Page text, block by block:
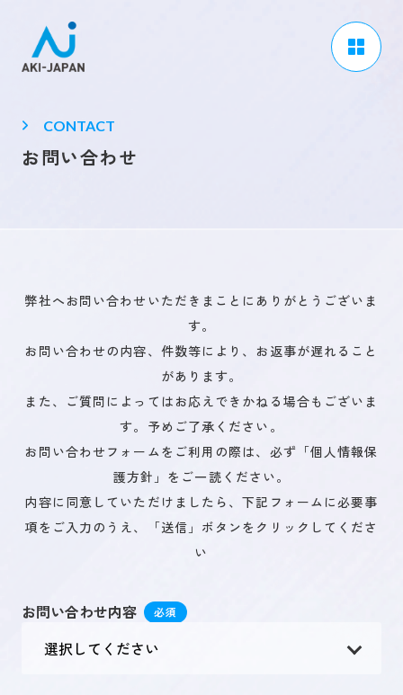
未来を創るひとづくり
お問い合わせ
キャリア登録
ニュース
よくある質問
CONTACT
お問い合わせ
弊社へお問い合わせいただきまことにありがとうございま
す。
お問い合わせの内容、件数等により、お返事が遅れること
があります。
また、ご質問によってはお応えできかねる場合もございま
す。予めご了承ください。
お問い合わせフォームをご利用の際は、必ず「個人情報保
護方針」をご一読ください。
内容に同意していただけましたら、下記フォームに必要事
項をご入力のうえ、「送信」ボタンをクリックしてくださ
い
お問い合わせ内容